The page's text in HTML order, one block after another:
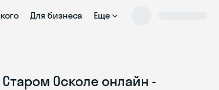
Для бизнеса Еще
Осколе онлайн -